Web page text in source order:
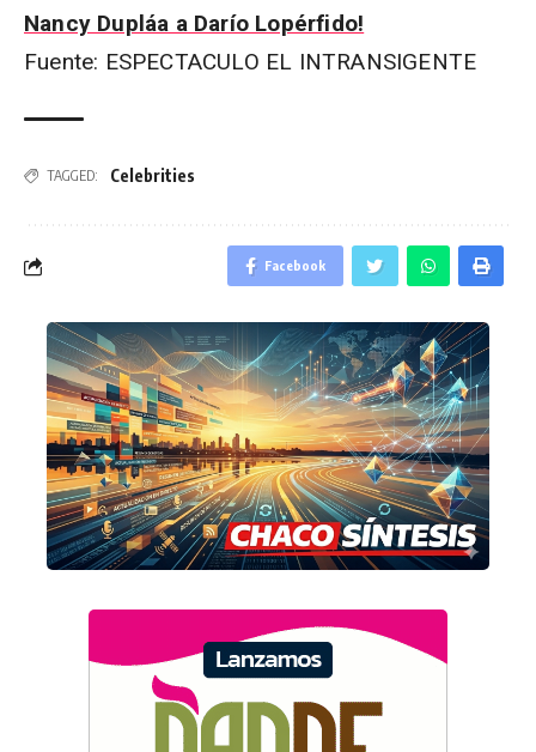
Nancy Dupláa a Darío Lopérfido!
Fuente: ESPECTACULO EL INTRANSIGENTE
TAGGED: Celebrities
Facebook